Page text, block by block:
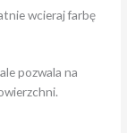
wcieraj farbę
pozwala na